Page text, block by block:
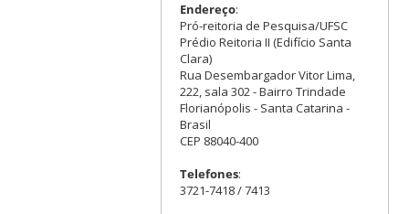
Endereço:
Pró-reitoria de Pesquisa/UFSC
Prédio Reitoria II (Edifício Santa
Clara)
Rua Desembargador Vitor Lima,
222, sala 302 - Bairro Trindade
Florianópolis - Santa Catarina -
Brasil
CEP 88040-400
Telefones:
3721-7418 / 7413